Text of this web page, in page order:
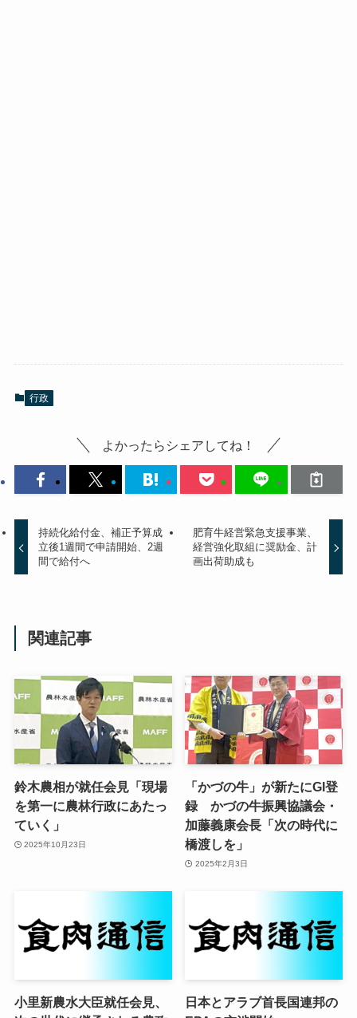
行政
よかったらシェアしてね！
持続化給付金、補正予算成
立後1週間で申請開始、2週
間で給付へ
肥育牛経営緊急支援事業、
経営強化取組に奨励金、計
画出荷助成も
関連記事
鈴木農相が就任会見「現場
を第一に農林行政にあたっ
ていく」
2025年10月23日
「かづの牛」が新たにGI登
録 かづの牛振興協議会・
加藤義康会長「次の時代に
橋渡しを」
2025年2月3日
小里新農水大臣就任会見、
日本とアラブ首長国連邦の